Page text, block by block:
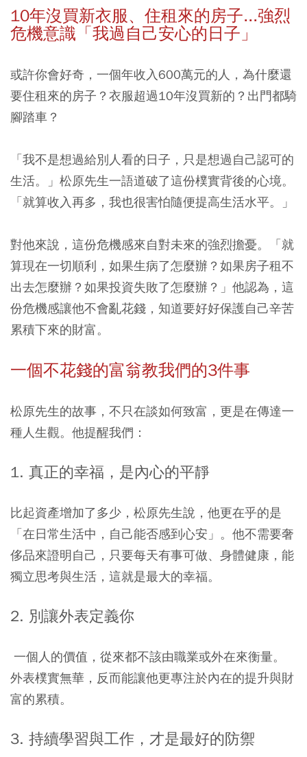
10年沒買新衣服、住租來的房子...強烈
危機意識「我過自己安心的日子」
或許你會好奇，一個年收入600萬元的人，為什麼還
要住租來的房子？衣服超過10年沒買新的？出門都騎
腳踏車？
「我不是想過給別人看的日子，只是想過自己認可的
生活。」松原先生一語道破了這份樸實背後的心境。
「就算收入再多，我也很害怕隨便提高生活水平。」
對他來說，這份危機感來自對未來的強烈擔憂。「就
算現在一切順利，如果生病了怎麼辦？如果房子租不
出去怎麼辦？如果投資失敗了怎麼辦？」他認為，這
份危機感讓他不會亂花錢，知道要好好保護自己辛苦
累積下來的財富。
一個不花錢的富翁教我們的3件事
松原先生的故事，不只在談如何致富，更是在傳達一
種人生觀。他提醒我們：
1. 真正的幸福，是內心的平靜
比起資產增加了多少，松原先生說，他更在乎的是
「在日常生活中，自己能否感到心安」。他不需要奢
侈品來證明自己，只要每天有事可做、身體健康，能
獨立思考與生活，這就是最大的幸福。
2. 別讓外表定義你
一個人的價值，從來都不該由職業或外在來衡量。
外表樸實無華，反而能讓他更專注於內在的提升與財
富的累積。
3. 持續學習與工作，才是最好的防禦